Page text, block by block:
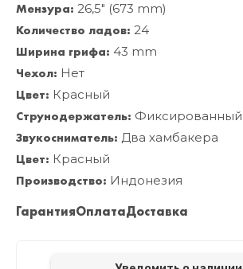
Мензура: 26,5" (673 mm)
Количество ладов: 24
Ширина грифа: 43 mm
Чехол: Нет
Цвет: Красный
Струнодержатель: Фиксированный
Звукосниматель: Два хамбакера
Цвет: Красный
Производство: Индонезия
ГарантияОплатаДоставка